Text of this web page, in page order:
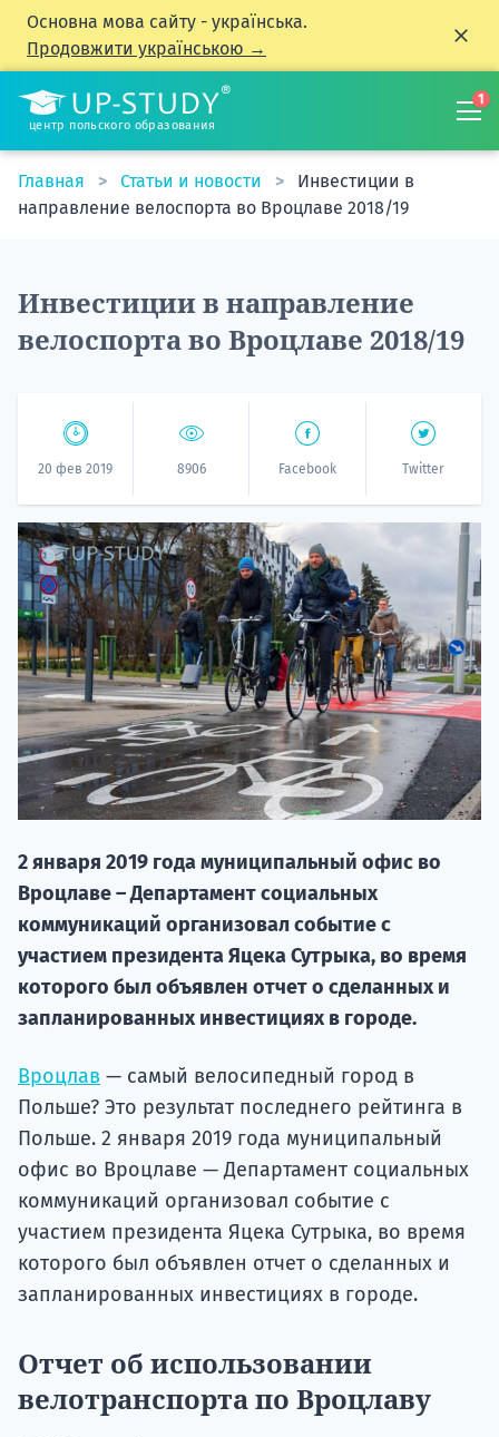
Основна мова сайту - українська.
Продовжити українською →
центр польского образования
1
Главная Статьи и новости
Инвестиции в
направление велоспорта во Вроцлаве 2018/19
Инвестиции в направление
велоспорта во Вроцлаве 2018/19
20 фев 2019 8906 Facebook Twitter
2 января 2019 года муниципальный офис во
Вроцлаве – Департамент социальных
коммуникаций организовал событие с
участием президента Яцека Сутрыка, во время
которого был объявлен отчет о сделанных и
запланированных инвестициях в городе.
Вроцлав — самый велосипедный город в
Польше? Это результат последнего рейтинга в
Польше. 2 января 2019 года муниципальный
офис во Вроцлаве — Департамент социальных
коммуникаций организовал событие с
участием президента Яцека Сутрыка, во время
которого был объявлен отчет о сделанных и
запланированных инвестициях в городе.
Отчет об использовании
велотранспорта по Вроцлаву
НАБОР